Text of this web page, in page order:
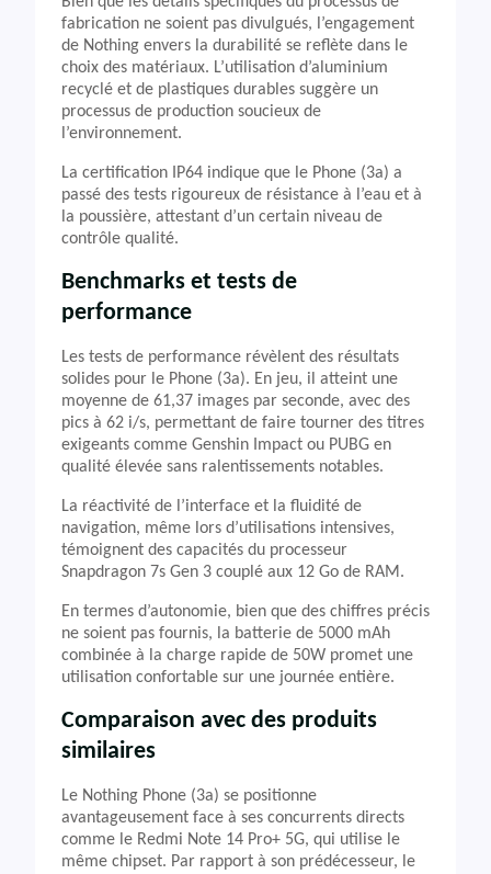
fabrication ne soient pas divulgués, l’engagement
de Nothing envers la durabilité se reflète dans le
choix des matériaux. L’utilisation d’aluminium
recyclé et de plastiques durables suggère un
processus de production soucieux de
l’environnement.
La certification IP64 indique que le Phone (3a) a
passé des tests rigoureux de résistance à l’eau et à
la poussière, attestant d’un certain niveau de
contrôle qualité.
Benchmarks et tests de
performance
Les tests de performance révèlent des résultats
solides pour le Phone (3a). En jeu, il atteint une
moyenne de 61,37 images par seconde, avec des
pics à 62 i/s, permettant de faire tourner des titres
exigeants comme Genshin Impact ou PUBG en
qualité élevée sans ralentissements notables.
La réactivité de l’interface et la fluidité de
navigation, même lors d’utilisations intensives,
témoignent des capacités du processeur
Snapdragon 7s Gen 3 couplé aux 12 Go de RAM.
En termes d’autonomie, bien que des chiffres précis
ne soient pas fournis, la batterie de 5000 mAh
combinée à la charge rapide de 50W promet une
utilisation confortable sur une journée entière.
Comparaison avec des produits
similaires
Le Nothing Phone (3a) se positionne
avantageusement face à ses concurrents directs
comme le Redmi Note 14 Pro+ 5G, qui utilise le
même chipset. Par rapport à son prédécesseur, le